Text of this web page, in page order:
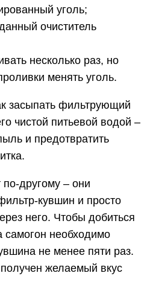
уголь;
очиститель
несколько раз, но
менять уголь.
засыпать фильтрующий
чистой питьевой водой –
и предотвратить
другому – они
кувшин и просто
него. Чтобы добиться
самогон необходимо
не менее пяти раз.
желаемый вкус